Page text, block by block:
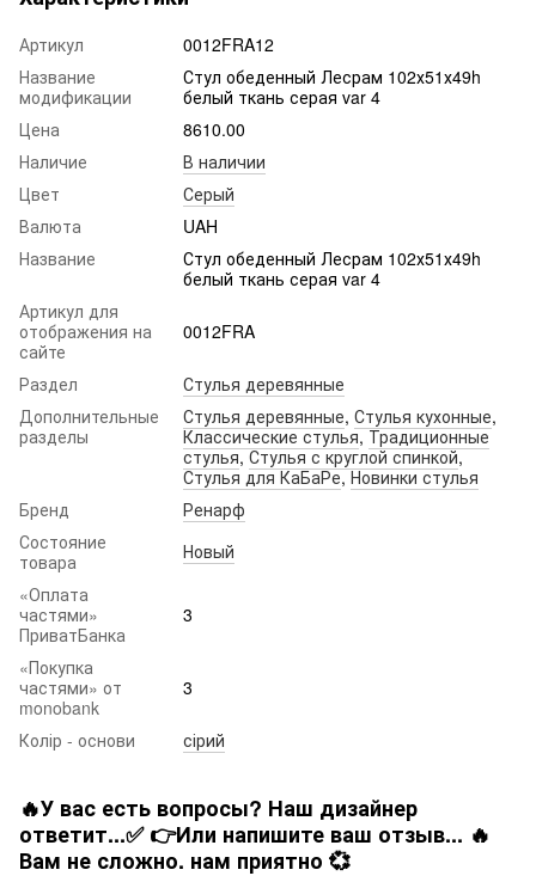
Артикул
0012FRA12
Название
модификации
Стул обеденный Лесрам 102х51х49h
белый ткань серая var 4
Цена
8610.00
Наличие
В наличии
Цвет
Серый
Валюта
UAH
Название
Стул обеденный Лесрам 102х51х49h
белый ткань серая var 4
Артикул для
отображения на
сайте
0012FRA
Раздел
Стулья деревянные
Дополнительные
разделы
Стулья деревянные, Стулья кухонные,
Классические стулья,Традиционные
стулья,Стулья с круглой спинкой,
Стулья для КаБаРе,Новинки стулья
Бренд
Ренарф
Состояние
товара
Новый
«Оплата
частями»
ПриватБанка
3
«Покупка
частями» от
monobank
3
Колір - основи сірий
🔥У вас есть вопросы? Наш дизайнер
ответит...✅ 👉Или напишите ваш отзыв... 🔥
Вам не сложно. нам приятно 💞